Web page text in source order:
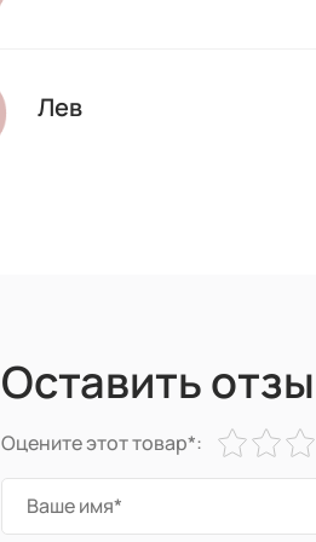
Лев
Оставить
Оцените этот товар*: